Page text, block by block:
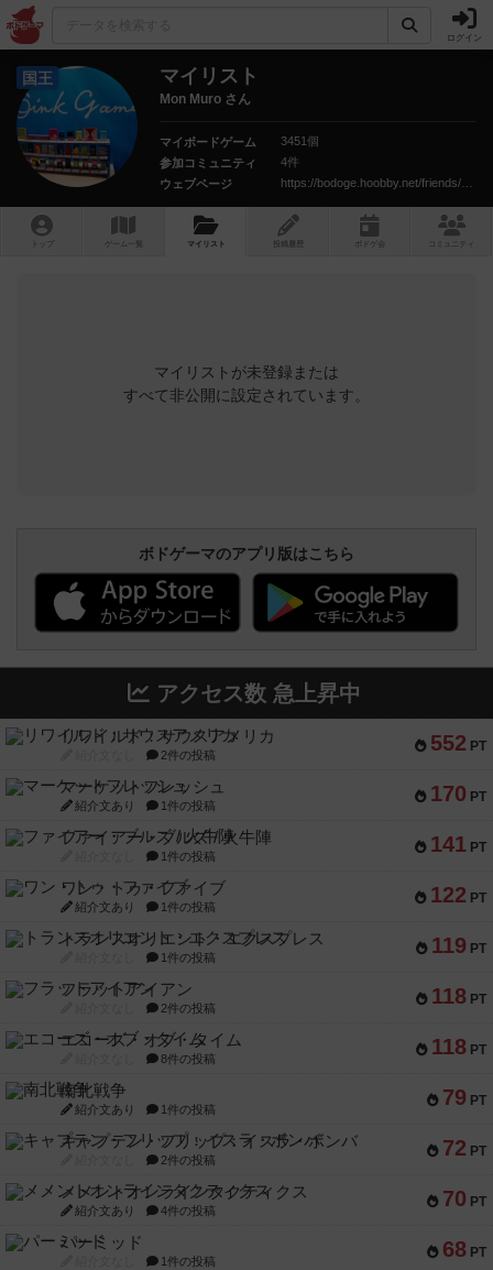
ログイン
国王 マイリスト
Mon Muro さん
マイボードゲーム
3451個
参加コミュニティ
4件
ウェブページ
トップ ゲーム一覧 マイリスト 投稿履歴 ボ ドゲ コミュニティ
マイリストが未登録または
すべて非公開に設定されています。
ボドゲーマのアプリ版はこちら
アクセス数 急上昇中
552 PT
リワイルド：サウスアメリカ
2件の投稿
170 PT
マーケットフレッシュ
紹介文あり 1件の投稿
141 PT
ファイアー・ブルズ / 火牛陣
1件の投稿
122 PT
ワン・トゥ・ファイブ
紹介文あり 1件の投稿
119 PT
トランスオリエント・エクスプレス
1件の投稿
118 PT
フラットアイアン
2件の投稿
118 PT
エコーズ・オブ・タイム
8件の投稿
79 PT
南北戦争
紹介文あり 1件の投稿
72 PT
キャプテン・フリップ：イスラ・ボンバ
2件の投稿
70 PT
メメントオンラインタクティクス
紹介文あり 4件の投稿
68 PT
パーミッド
1件の投稿